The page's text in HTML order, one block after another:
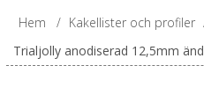
Hem / Kakellister och profiler
Trialjolly anodiserad 12,5mm